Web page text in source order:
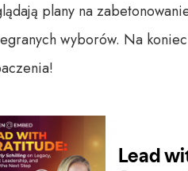
plany na
wyborów. Na